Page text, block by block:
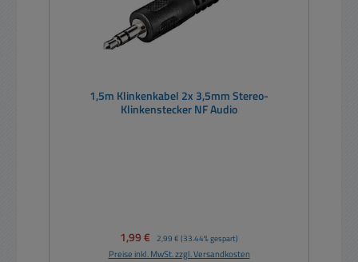
1,5m Klinkenkabel 2x 3,5mm Stereo-
Klinkenstecker NF Audio
Verkaufspreis:
1,99 € Regulärer Preis:
2,99 € (33.44% gespart)
Preise inkl. MwSt. zzgl. Versandkosten